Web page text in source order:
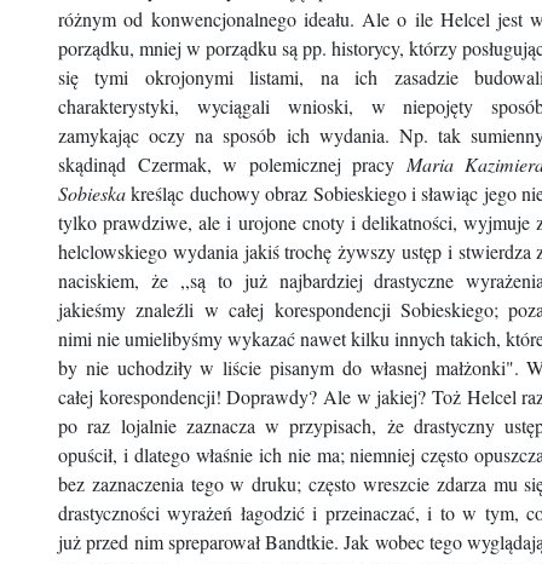
różnym od konwencjonalnego ideału. Ale o ile Helcel jest
porządku, mniej w porządku są pp. historycy, którzy
się tymi okrojonymi listami, na ich zasadzie
charakterystyki, wyciągali wnioski, w niepojęty
zamykając oczy na sposób ich wydania. Np. tak
skądinąd Czermak, w polemicznej pracy Maria
Sobieskakreśląc duchowy obraz Sobieskiego i sławiąc jego
tylko prawdziwe, ale i urojone cnoty i delikatności, wyjmuje
helclowskiego wydania jakiś trochę żywszy ustęp i stwierdza
naciskiem, że ,,są to już najbardziej drastyczne
jakieśmy znaleźli w całej korespondencji Sobieskiego;
nimi nie umielibyśmy wykazać nawet kilku innych takich,
by nie uchodziły w liście pisanym do własnej małżonki".
całej korespondencji! Doprawdy? Ale w jakiej? Toż Helcel
po raz lojalnie zaznacza w przypisach, że drastyczny
opuścił, i dlatego właśnie ich nie ma; niemniej często
bez zaznaczenia tego w druku; często wreszcie zdarza mu
drastyczności wyrażeń łagodzić i przeinaczać, i to w tym,
już przed nim spreparował Bandtkie. Jak wobec tego